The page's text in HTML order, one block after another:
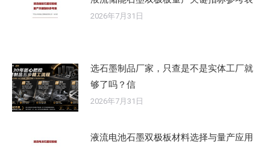
2026年7月31日
选石墨制品厂家，只查是不是实体工厂就
够了吗？信
2026年7月31日
液流电池石墨双极板材料选择与量产应用